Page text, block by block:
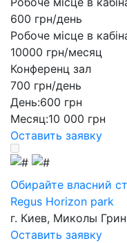
600 грн/день
Робоче місце в
10000 грн/месяц
Конференц зал
700 грн/день
День:600 грн
Месяц:10 000 грн
Оставить заявку
Обирайте власний
Regus Horizon park
г. Киев, Миколы
Оставить заявку